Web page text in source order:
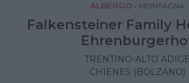
ALBERGO • MONTAGNA
Falkensteiner Family
TRENTINO-ALTO ADIGE
CHIENES (BOLZANO)